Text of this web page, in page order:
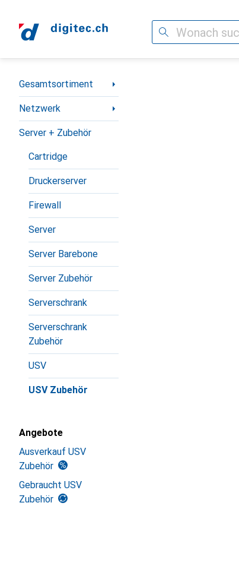
Suche
Navigation nach Kategorien
Gesamtsortiment
Netzwerk
Server + Zubehör
Cartridge
Druckerserver
Firewall
Server
Server Barebone
Server Zubehör
Serverschrank
Serverschrank
Zubehör
USV
USV Zubehör
Angebote
Ausverkauf USV
Zubehör
Gebraucht USV
Zubehör